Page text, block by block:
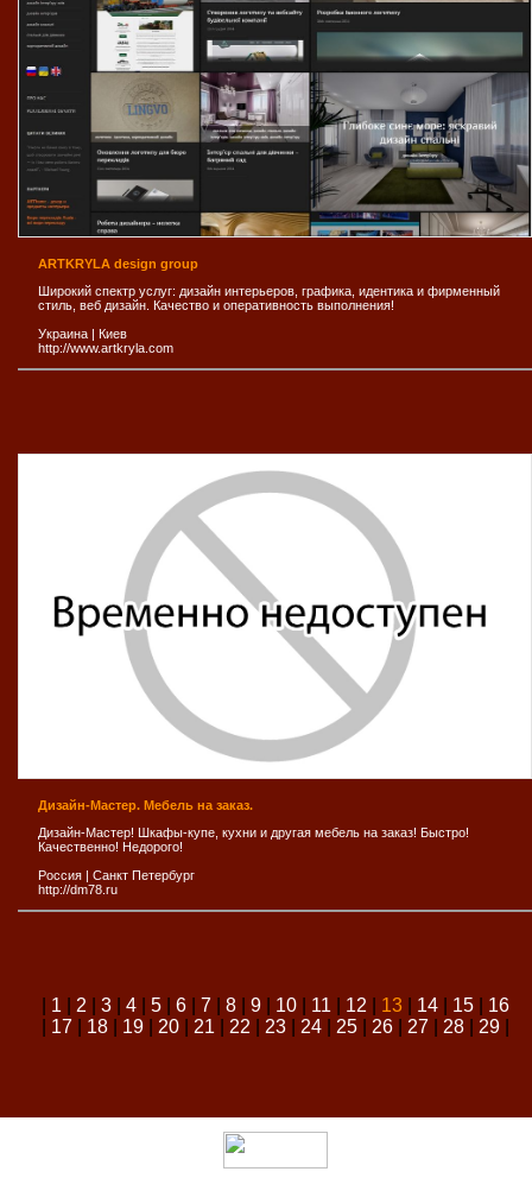
ARTKRYLA design group
Широкий спектр услуг: дизайн интерьеров, графика, идентика и фирменный
стиль, веб дизайн. Качество и оперативность выполнения!
Украина
Киев
http://www.artkryla.com
Дизайн-Мастер. Мебель на заказ.
Дизайн-Мастер! Шкафы-купе, кухни и другая мебель на заказ! Быстро!
Качественно! Недорого!
Россия
Санкт Петербург
http://dm78.ru
1 2 3| 4| 5| 6| 7| 8| 9| 10| 11 12 13 14| 15| 16
17| 18| 19| 20| 21 22 23| 24| 25| 26| 27| 28| 29|